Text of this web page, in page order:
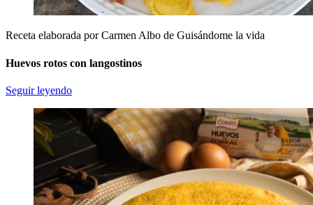
Receta elaborada por Carmen Albo de Guisándome la vida
Huevos rotos con langostinos
Seguir leyendo